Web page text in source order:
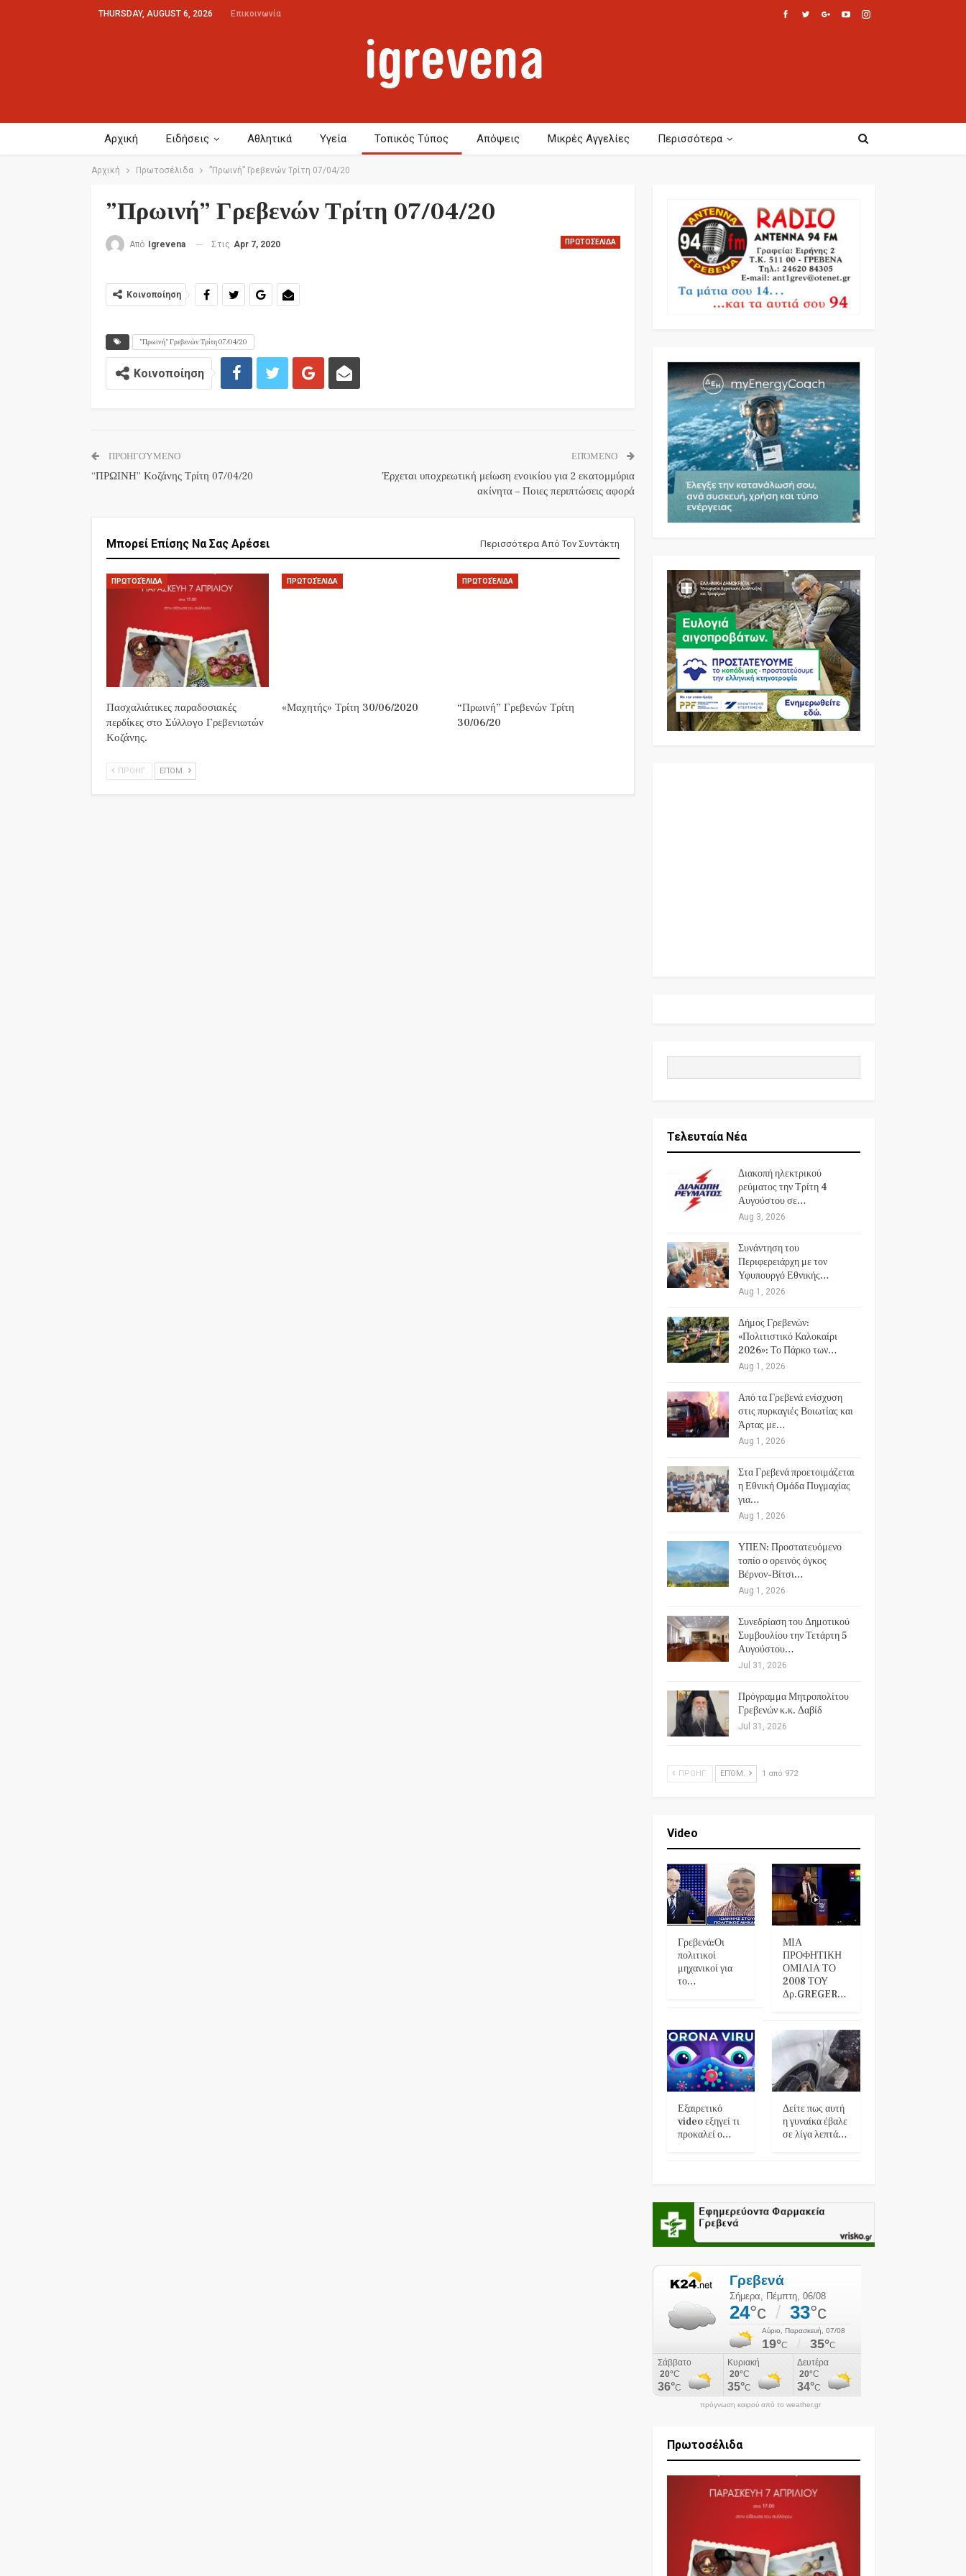
THURSDAY, AUGUST 6, 2026 Επικοινωνία
Αρχική Ειδήσεις Αθλητικά Υγεία Τοπικός Τύπος Απόψεις Μικρές Αγγελίες Περισσότερα
Αρχική Πρωτοσέλιδα ”Πρωινή” Γρεβενών Τρίτη 07/04/20
”Πρωινή” Γρεβενών Τρίτη 07/04/20
ΠΡΩΤΟΣΈΛΙΔΑ
Από Igrevena Στις Apr 7, 2020
Κοινοποίηση
”Πρωινή” Γρεβενών Τρίτη 07/04/20
Κοινοποίηση
ΠΡΟΗΓΟΎΜΕΝΟ
“ΠΡΩΙΝΗ” Κοζάνης Τρίτη 07/04/20
ΕΠΌΜΕΝΟ
Έρχεται υποχρεωτική μείωση ενοικίου για 2 εκατομμύρια
ακίνητα – Ποιες περιπτώσεις αφορά
Μπορεί Επίσης Να Σας Αρέσει Περισσότερα Από Τον Συντάκτη
ΠΡΩΤΟΣΈΛΙΔΑ
Πασχαλιάτικες παραδοσιακές
περδίκες στο Σύλλογο Γρεβενιωτών
Κοζάνης.
ΠΡΩΤΟΣΈΛΙΔΑ
«Μαχητής» Τρίτη 30/06/2020
ΠΡΩΤΟΣΈΛΙΔΑ
“Πρωινή” Γρεβενών Τρίτη
30/06/20
ΠΡΟΗΓ. ΕΠΌΜ.
Τελευταία Νέα
Διακοπή ηλεκτρικού
ρεύματος την Τρίτη 4
Αυγούστου σε…
Aug 3, 2026
Συνάντηση του
Περιφερειάρχη με τον
Υφυπουργό Εθνικής…
Aug 1, 2026
Δήμος Γρεβενών:
«Πολιτιστικό Καλοκαίρι
2026»: Το Πάρκο των…
Aug 1, 2026
Από τα Γρεβενά ενίσχυση
στις πυρκαγιές Βοιωτίας και
Άρτας με…
Aug 1, 2026
Στα Γρεβενά προετοιμάζεται
η Εθνική Ομάδα Πυγμαχίας
για…
Aug 1, 2026
ΥΠΕΝ: Προστατευόμενο
τοπίο ο ορεινός όγκος
Βέρνον-Βίτσι…
Aug 1, 2026
Συνεδρίαση του Δημοτικού
Συμβουλίου την Τετάρτη 5
Αυγούστου…
Jul 31, 2026
Πρόγραμμα Μητροπολίτου
Γρεβενών κ.κ. Δαβίδ
Jul 31, 2026
ΠΡΟΗΓ. ΕΠΌΜ. 1 από 972
Video
Γρεβενά:Οι
πολιτικοί
μηχανικοί για
το…
ΜΙΑ
ΠΡΟΦΗΤΙΚΗ
ΟΜΙΛΙΑ ΤΟ
2008 ΤΟΥ
Δρ.GREGER…
Εξαιρετικό
video εξηγεί τι
προκαλεί ο…
Δείτε πως αυτή
η γυναίκα έβαλε
σε λίγα λεπτά…
πρόγνωση καιρού από το weather.gr
Πρωτοσέλιδα